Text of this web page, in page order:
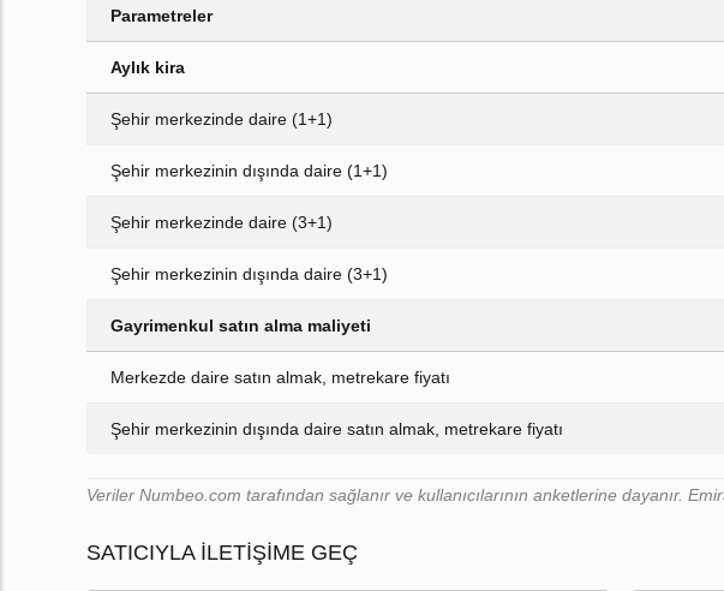
Parametreler
Aylık kira
Şehir merkezinde daire (1+1)
Şehir merkezinin dışında daire (1+1)
Şehir merkezinde daire (3+1)
Şehir merkezinin dışında daire (3+1)
Gayrimenkul satın alma maliyeti
Merkezde daire satın almak, metrekare fiyatı
Şehir merkezinin dışında daire satın almak, metrekare fiyatı
Veriler Numbeo.com tarafından sağlanır ve kullanıcılarının anketlerine dayanır.
SATICIYLA ILETIŞIME GEÇ